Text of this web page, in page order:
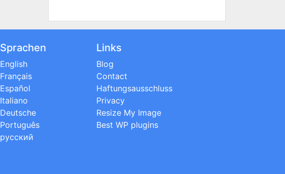
Sprachen
English
Français
Español
Italiano
Deutsche
Português
русский
Links
Blog
Contact
Haftungsausschluss
Privacy
Resize My Image
Best WP plugins